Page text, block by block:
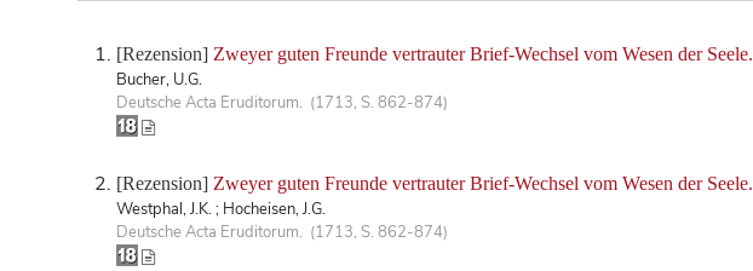
[Rezension] Zweyer guten Freunde vertrauter Brief-Wechsel vom Wesen der Seele.
Bucher, U.G.
Deutsche Acta Eruditorum. (1713, S. 862-874)
[Rezension] Zweyer guten Freunde vertrauter Brief-Wechsel vom Wesen der Seele.
Westphal, J.K. ; Hocheisen, J.G.
Deutsche Acta Eruditorum. (1713, S. 862-874)